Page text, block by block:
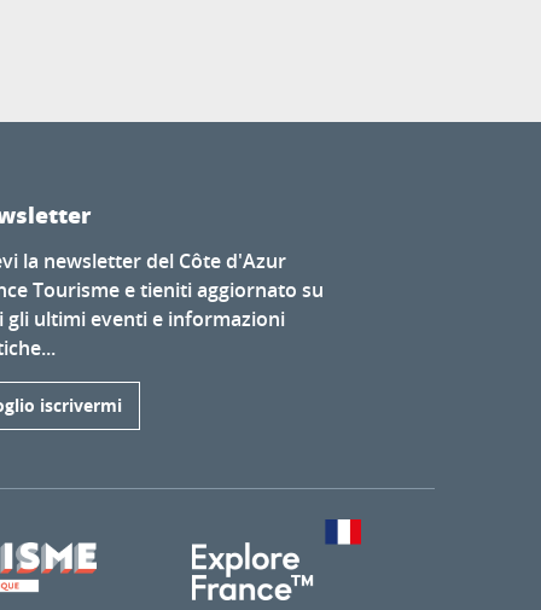
la newsletter del Côte d'Azur
Tourisme e tieniti aggiornato su
gli ultimi eventi e informazioni
iscrivermi